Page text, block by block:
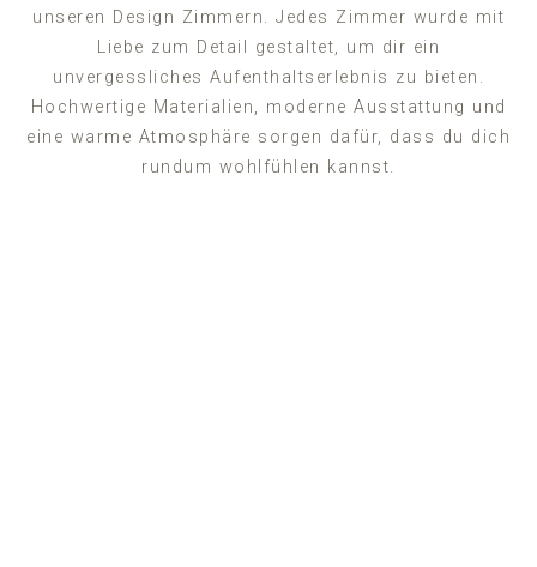
unseren Design Zimmern. Jedes Zimmer wurde mit
Liebe zum Detail gestaltet, um dir ein
unvergessliches Aufenthaltserlebnis zu bieten.
Hochwertige Materialien, moderne Ausstattung und
eine warme Atmosphäre sorgen dafür, dass du dich
rundum wohlfühlen kannst.